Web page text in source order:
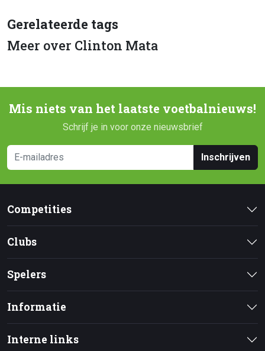
Gerelateerde tags
Meer over Clinton Mata
Mis niets van het laatste voetbalnieuws!
Schrijf je in voor onze nieuwsbrief
Inschrijven
Competities
Clubs
Spelers
Informatie
Interne links